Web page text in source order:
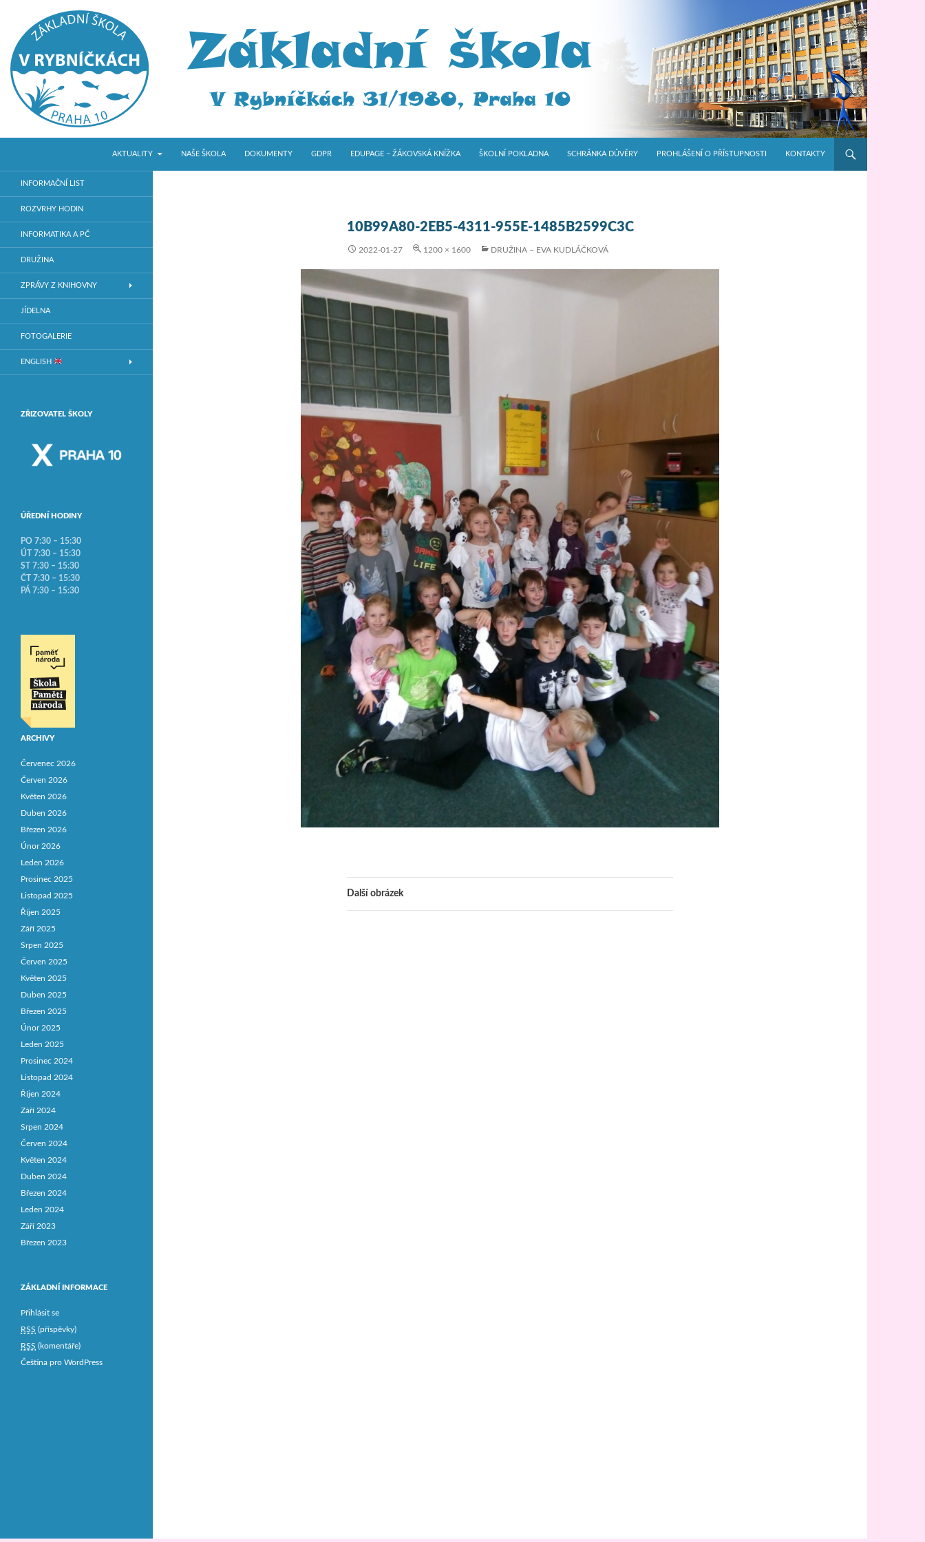
ZŠ V RybníčkáchAKTUALITY
NAŠE ŠKOLA DOKUMENTY GDPR EDUPAGE – ŽÁKOVSKÁ KNÍŽKA ŠKOLNÍ POKLADNA SCHRÁNKA DŮVĚRY PROHLÁŠENÍ O PŘÍSTUPNOSTI KONTAKTY
10B99A80-2EB5-4311-955E-1485B2599C3C
2022-01-27 1200 × 1600 DRUŽINA – EVA KUDLÁČKOVÁ
Další obrázek
Základní škola v Praze 10
INFORMAČNÍ LIST
ROZVRHY HODIN
INFORMATIKA A PČ
DRUŽINA
ZPRÁVY Z KNIHOVNY
JÍDELNA
FOTOGALERIE
ENGLISH
ZŘIZOVATEL ŠKOLY
ÚŘEDNÍ HODINY
PO 7:30 – 15:30
ÚT 7:30 – 15:30
ST 7:30 – 15:30
ČT 7:30 – 15:30
PÁ 7:30 – 15:30
ARCHIVY
Červenec 2026
Červen 2026
Květen 2026
Duben 2026
Březen 2026
Únor 2026
Leden 2026
Prosinec 2025
Listopad 2025
Říjen 2025
Září 2025
Srpen 2025
Červen 2025
Květen 2025
Duben 2025
Březen 2025
Únor 2025
Leden 2025
Prosinec 2024
Listopad 2024
Říjen 2024
Září 2024
Srpen 2024
Červen 2024
Květen 2024
Duben 2024
Březen 2024
Leden 2024
Září 2023
Březen 2023
ZÁKLADNÍ INFORMACE
Přihlásit se
RSS (příspěvky)
RSS (komentáře)
Čeština pro WordPress